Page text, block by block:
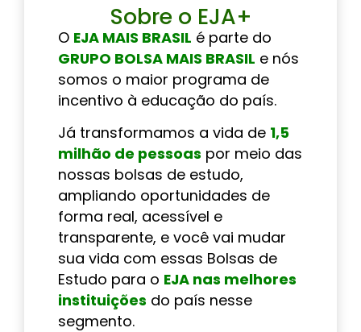
Sobre o EJA+
O EJA MAIS BRASIL é parte do
GRUPO BOLSA MAIS BRASIL e nós
somos o maior programa de
incentivo à educação do país.
Já transformamos a vida de 1,5
milhão de pessoas por meio das
nossas bolsas de estudo,
ampliando oportunidades de
forma real, acessível e
transparente, e você vai mudar
sua vida com essas Bolsas de
Estudo para o EJA nas melhores
instituições do país nesse
segmento.